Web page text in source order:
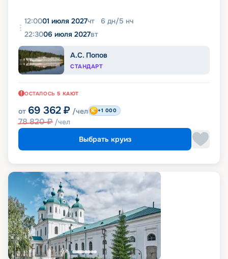
12:0001 июля 2027чт 6 дн/5 нч
22:3006 июля 2027вт
А.С. Попов
СТАНДАРТ
ОСТАЛОСЬ 5 КАЮТ
от 69 362 ₽ /чел
78 820₽ /чел
+1 000
Выбрать круиз